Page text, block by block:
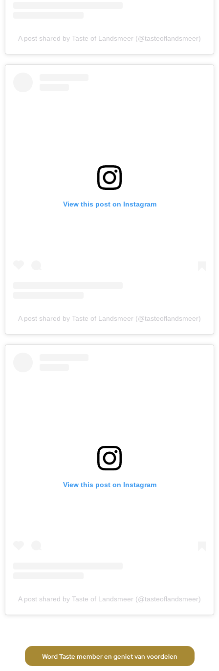
A post shared by Taste of Landsmeer (@tasteoflandsmeer)
View this post on Instagram
A post shared by Taste of Landsmeer (@tasteoflandsmeer)
View this post on Instagram
A post shared by Taste of Landsmeer (@tasteoflandsmeer)
Word Taste member en geniet van voordelen